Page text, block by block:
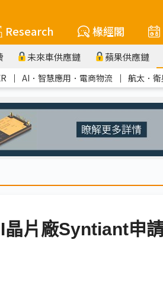
Research 椽經閣
未來車供應鏈 蘋果供應鏈
｜ AI．智慧應用．電商物流 ｜ 航太．
片廠Syntiant申